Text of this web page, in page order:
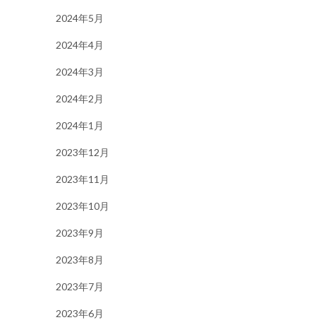
2024年5月
2024年4月
2024年3月
2024年2月
2024年1月
2023年12月
2023年11月
2023年10月
2023年9月
2023年8月
2023年7月
2023年6月